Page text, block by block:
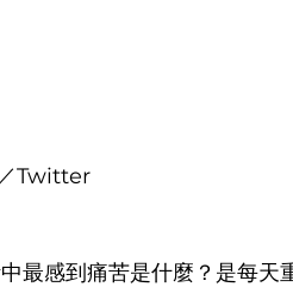
Twitter
最感到痛苦是什麼？是每天